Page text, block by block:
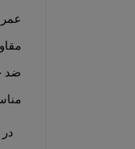
عمر
ضد